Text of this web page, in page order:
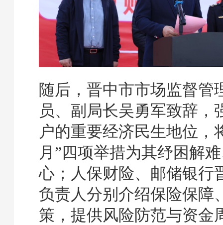
随后，晋中市市场监督管
员、副局长吴勇军致辞，
户的重要经济民生地位，
月”四项举措为其纾困解
心；人保财险、邮储银行
负责人分别介绍保险保障
策，提供风险防范与资金